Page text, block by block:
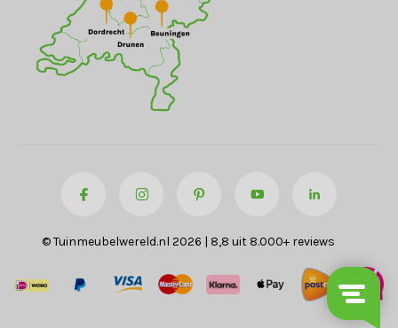
© Tuinmeubelwereld.nl 2026 | 8,8 uit 8.000+ reviews